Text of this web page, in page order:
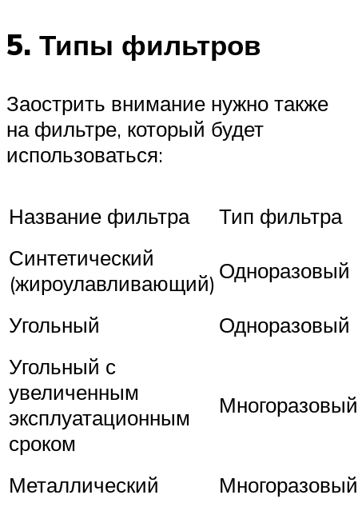
5. Типы фильтров
Заострить внимание нужно также
на фильтре, который будет
использоваться:
Название фильтра
Тип фильтра
Синтетический
(жироулавливающий) Одноразовый
Угольный
Одноразовый
Угольный с
увеличенным
эксплуатационным
сроком
Многоразовый
Металлический Многоразовый